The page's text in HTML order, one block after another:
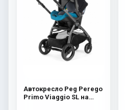
Автокресло Peg Perego
Primo Viaggio SL на